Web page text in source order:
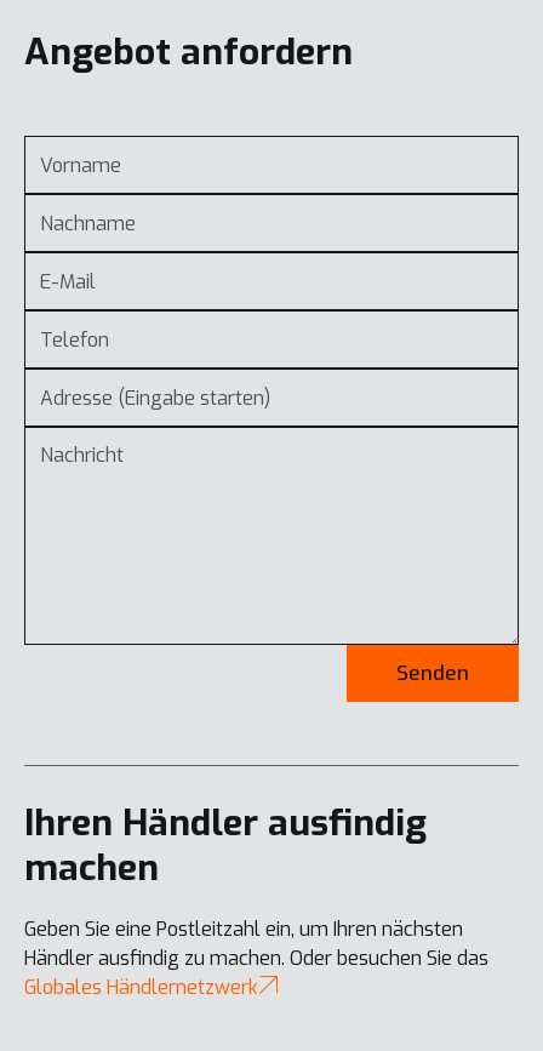
Angebot anfordern
Senden
Ihren Händler ausfindig
machen
Geben Sie eine Postleitzahl ein, um Ihren nächsten
Händler ausfindig zu machen. Oder besuchen Sie das
Globales Händlernetzwerk